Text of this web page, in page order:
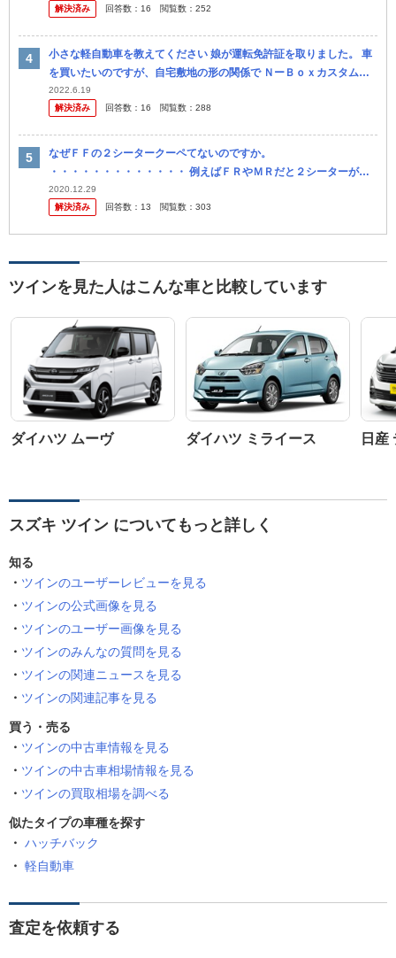
解決済み
回答数： 16 閲覧数： 252
小さな軽自動車を教えてください 娘が運転免許証を取りました。 車
を買いたいのですが、自宅敷地の形の関係で ＮーＢｏｘカスタム
（母が載ってます）より幅の小さいかわいい軽自動車が ほしいので
すがなに...
2022.6.19
解決済み
回答数： 16 閲覧数： 288
なぜＦＦの２シータークーペてないのですか。
・・・・・・・・・・・・・ 例えばＦＲやＭＲだと２シーターがあ
りますが。 なぜＦＦの２シーターのスポーツカーてないのですか。
・・・・・・・・・・・・・
2020.12.29
解決済み
回答数： 13 閲覧数： 303
ツインを見た人はこんな車と比較しています
ダイハツ ムーヴ ダイハツ ミライース 日産
スズキ ツイン についてもっと詳しく
知る
ツインのユーザーレビューを見る
ツインの公式画像を見る
ツインのユーザー画像を見る
ツインのみんなの質問を見る
ツインの関連ニュースを見る
ツインの関連記事を見る
買う・売る
ツインの中古車情報を見る
ツインの中古車相場情報を見る
ツインの買取相場を調べる
似たタイプの車種を探す
ハッチバック
軽自動車
査定を依頼する